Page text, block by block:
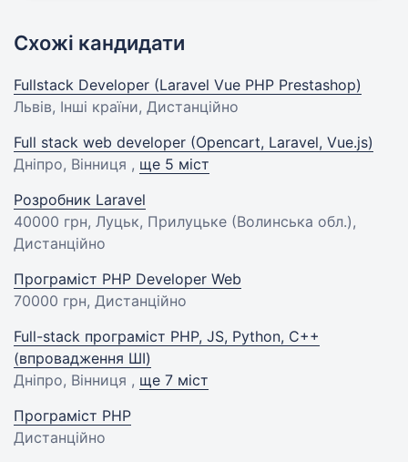
Схожі кандидати
Fullstack Developer (Laravel Vue PHP Prestashop)
Львів, Інші країни, Дистанційно
Full stack web developer (Opencart, Laravel, Vue.js)
Дніпро, Вінниця , ще 5 міст
Розробник Laravel
40000 грн, Луцьк, Прилуцьке (Волинська обл.),
Дистанційно
Програміст PHP Developer Web
70000 грн, Дистанційно
Full-stack програміст PHP, JS, Python, C++
(впровадження ШІ)
Дніпро, Вінниця , ще 7 міст
Програміст PHP
Дистанційно